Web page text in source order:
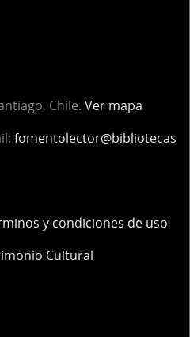
Chile. Ver mapa
fomentolector@bibliotecas
y condiciones de uso
Cultural